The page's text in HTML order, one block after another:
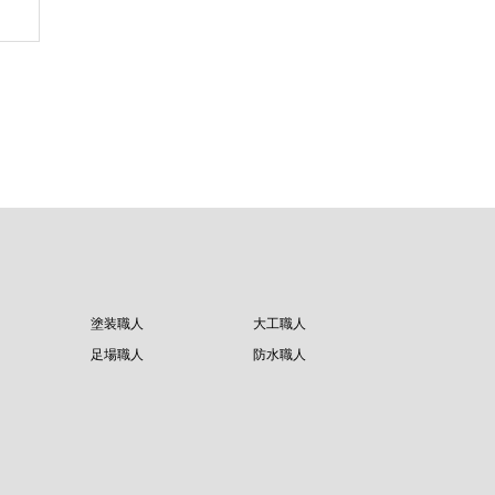
塗装職人
大工職人
足場職人
防水職人